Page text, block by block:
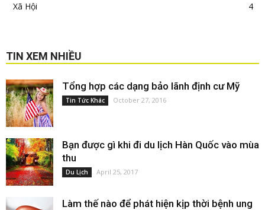
Xã Hội
4
TIN XEM NHIỀU
Tổng hợp các dạng bảo lãnh định cư Mỹ
Tin Tức Khác October 27, 2016
Bạn được gì khi đi du lịch Hàn Quốc vào mùa
thu
Du Lịch April 25, 2017
Làm thế nào để phát hiện kịp thời bệnh ung